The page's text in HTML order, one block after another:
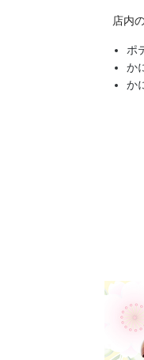
店内
ポ
か
か